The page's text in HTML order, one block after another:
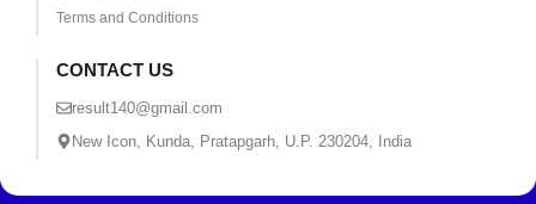
Terms and Conditions
CONTACT US
result140@gmail.com
New Icon, Kunda, Pratapgarh, U.P. 230204, India